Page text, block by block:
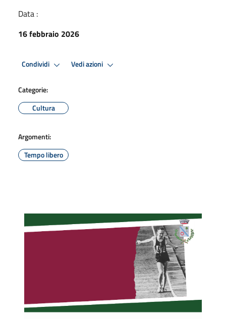
Data :
16 febbraio 2026
Condividi Vedi azioni
Categorie:
Cultura
Argomenti:
Tempo libero